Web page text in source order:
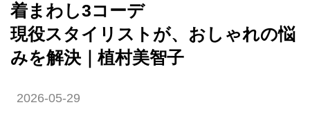
着まわし3コーデ
現役スタイリストが、おしゃれの悩
みを解決｜植村美智子
2026-05-29